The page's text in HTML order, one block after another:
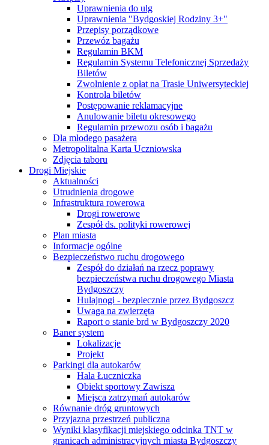
Uprawnienia do ulg
Uprawnienia "Bydgoskiej Rodziny 3+"
Przepisy porządkowe
Przewóz bagażu
Regulamin BKM
Regulamin Systemu Telefonicznej Sprzedaży
Biletów
Zwolnienie z opłat na Trasie Uniwersyteckiej
Kontrola biletów
Postępowanie reklamacyjne
Anulowanie biletu okresowego
Regulamin przewozu osób i bagażu
Dla młodego pasażera
Metropolitalna Karta Uczniowska
Zdjęcia taboru
Drogi Miejskie
Aktualności
Utrudnienia drogowe
Infrastruktura rowerowa
Drogi rowerowe
Zespół ds. polityki rowerowej
Plan miasta
Informacje ogólne
Bezpieczeństwo ruchu drogowego
Zespół do działań na rzecz poprawy
bezpieczeństwa ruchu drogowego Miasta
Bydgoszczy
Hulajnogi - bezpiecznie przez Bydgoszcz
Uwaga na zwierzęta
Raport o stanie brd w Bydgoszczy 2020
Baner system
Lokalizacje
Projekt
Parkingi dla autokarów
Hala Łuczniczka
Obiekt sportowy Zawisza
Miejsca zatrzymań autokarów
Równanie dróg gruntowych
Przyjazna przestrzeń publiczna
Wyniki klasyfikacji miejskiego odcinka TNT w
granicach administracyjnych miasta Bydgoszczy